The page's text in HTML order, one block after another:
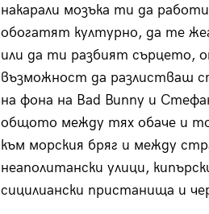
накарали мозъка ти да
обогатят културно, да те
или да ти разбият сърцето,
възможност да разлистваш
на фона на Bad Bunny и
общото между тях обаче и
към морския бряг и между
неаполитански улици,
сицилиански пристанища и